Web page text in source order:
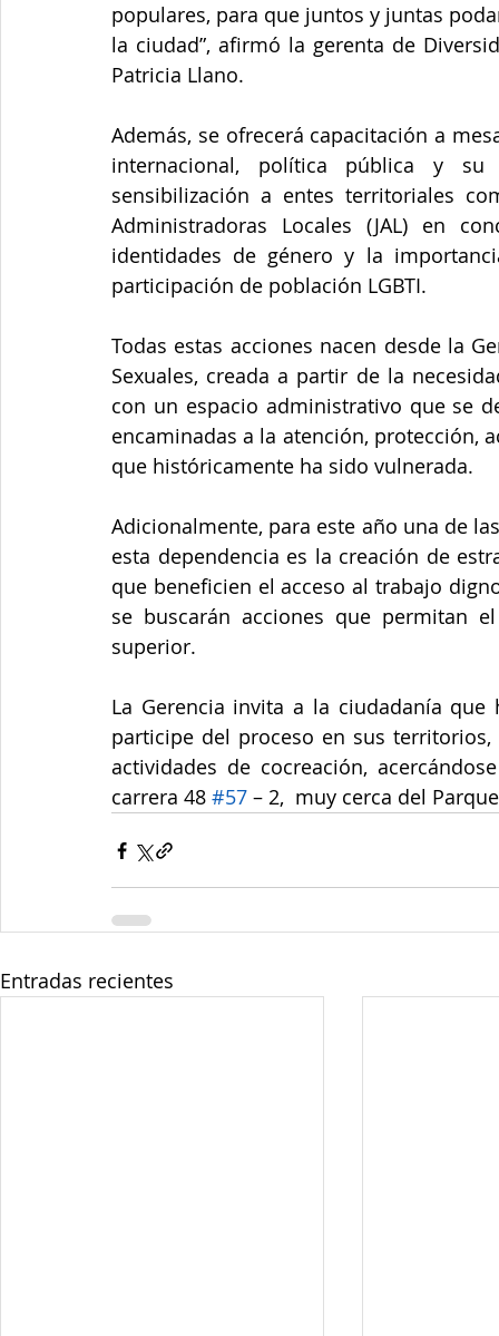
populares, para que juntos y juntas
la ciudad”, afirmó la gerenta de
Patricia Llano.
Además, se ofrecerá capacitación a
internacional, política pública y
sensibilización a entes territoriales
Administradoras Locales (JAL) en
identidades de género y la
participación de población LGBTI.
Todas estas acciones nacen desde la
Sexuales, creada a partir de la
con un espacio administrativo que se
encaminadas a la atención, protección,
que históricamente ha sido vulnerada.
Adicionalmente, para este año una de
esta dependencia es la creación de
que beneficien el acceso al trabajo
se buscarán acciones que permitan
superior.
La Gerencia invita a la ciudadanía
participe del proceso en sus
actividades de cocreación,
carrera 48 #57 – 2,  muy cerca del
Entradas recientes